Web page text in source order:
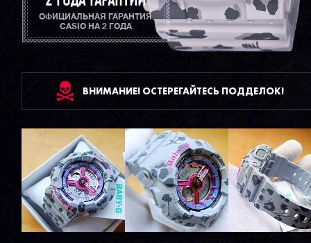
ОФИЦИАЛЬНАЯ ГАРАНТИЯ
CASIO НА 2 ГОДА
ВНИМАНИЕ! ОСТЕРЕГАЙТЕСЬ ПОДДЕЛОК!